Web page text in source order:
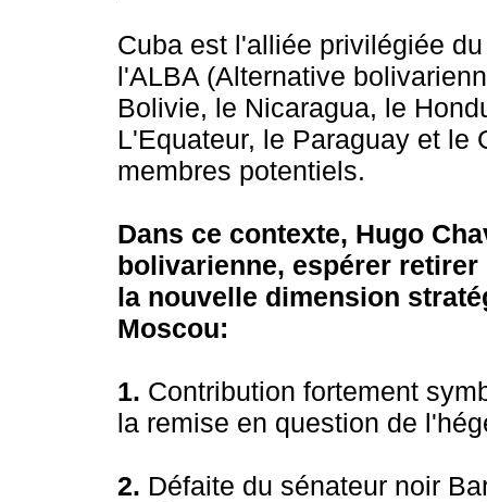
Cuba est l'alliée privilégiée
l'ALBA (Alternative
Bolivie, le Nicaragua, le
L'Equateur, le Paraguay et le
membres potentiels.
Dans ce contexte, Hugo
bolivarienne, espérer
la nouvelle dimension
Moscou:
1. Contribution fortement
la remise en question de
2. Défaite du sénateur noir